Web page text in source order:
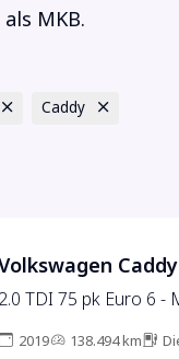
MKB.
Caddy
Caddy
2.0 TDI 75 pk Euro 6 -
2019 138.494 km